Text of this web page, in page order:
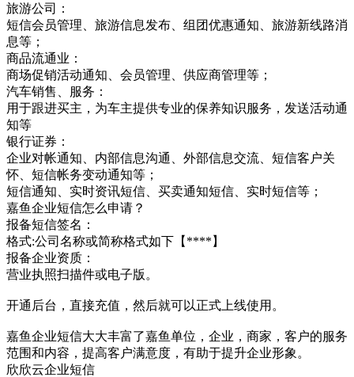
旅游公司：
短信会员管理、旅游信息发布、组团优惠通知、旅游新线路消
息等；
商品流通业：
商场促销活动通知、会员管理、供应商管理等；
汽车销售、服务：
用于跟进买主，为车主提供专业的保养知识服务，发送活动通
知等
银行证券：
企业对帐通知、内部信息沟通、外部信息交流、短信客户关
怀、短信帐务变动通知等；
短信通知、实时资讯短信、买卖通知短信、实时短信等；
嘉鱼企业短信怎么申请？
报备短信签名：
格式:公司名称或简称格式如下【****】
报备企业资质：
营业执照扫描件或电子版。
开通后台，直接充值，然后就可以正式上线使用。
嘉鱼企业短信大大丰富了嘉鱼单位，企业，商家，客户的服务
范围和内容，提高客户满意度，有助于提升企业形象。
欣欣云企业短信